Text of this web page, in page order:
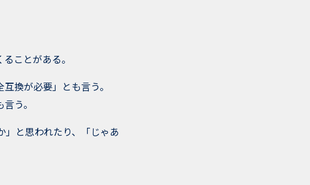
ことがある。
換が必要」とも言う。
う。
」と思われたり、「じゃあ